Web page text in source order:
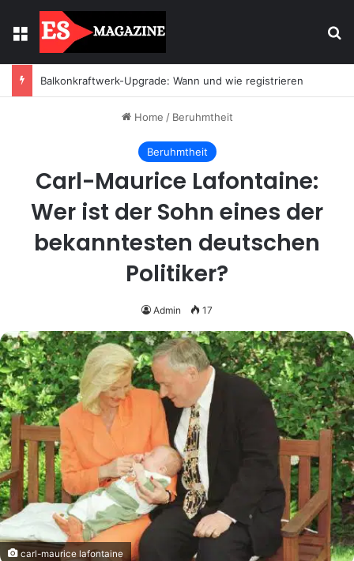
Menu
Balkonkraftwerk-Upgrade: Wann und wie registrieren
Home / Beruhmtheit
Beruhmtheit
Carl-Maurice Lafontaine:
Wer ist der Sohn eines der
bekanntesten deutschen
Politiker?
Admin 17
carl-maurice lafontaine